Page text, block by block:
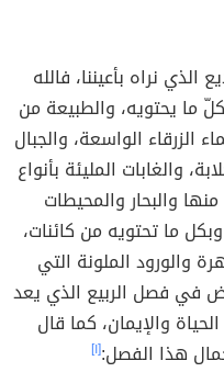
نراه بأعيننا، فالله
ما يحتويه، والطبيعة من
الزرقاء الواسعة، والجبال
والغابات المليئة بأنواع
والبحار والمحيطات
ما تحتويه من كائنات،
والورود الملونة التي
في فصل الربيع الذي يعد
والإيمان، كما قال
هذا الفصل:[١]